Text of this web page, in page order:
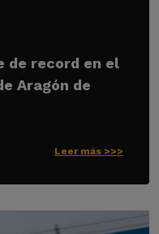
de record en el
Aragón de
Leer más >>>